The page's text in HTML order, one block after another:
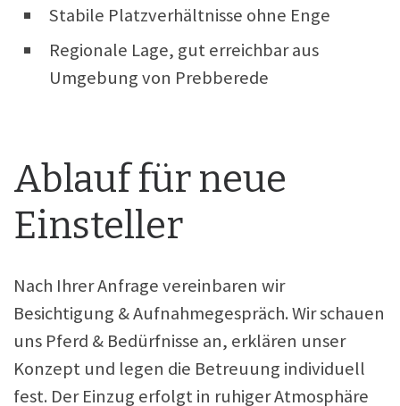
Stabile Platzverhältnisse ohne Enge
Regionale Lage, gut erreichbar aus
Umgebung von Prebberede
Ablauf für neue
Einsteller
Nach Ihrer Anfrage vereinbaren wir
Besichtigung & Aufnahmegespräch. Wir schauen
uns Pferd & Bedürfnisse an, erklären unser
Konzept und legen die Betreuung individuell
fest. Der Einzug erfolgt in ruhiger Atmosphäre